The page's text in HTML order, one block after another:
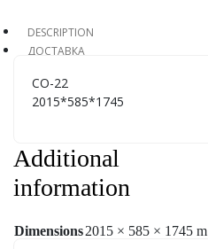
DESCRIPTION
ДОСТАВКА
СО-22
2015*585*1745
Additional
information
Dimensions2015 × 585 × 1745 m